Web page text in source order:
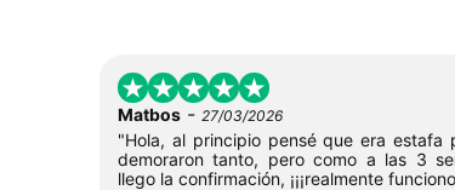
Matbos - 27/03/2026
"Hola, al principio pensé que era estafa
demoraron tanto, pero como a las 3
llego la confirmación, ¡¡¡realmente